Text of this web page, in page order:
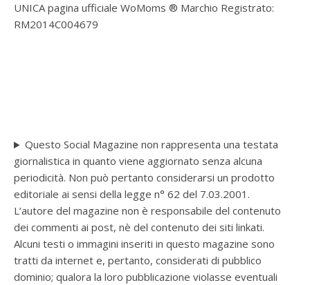
UNICA pagina ufficiale WoMoms ® Marchio Registrato:
RM2014C004679
Questo Social Magazine non rappresenta una testata
giornalistica in quanto viene aggiornato senza alcuna
periodicità. Non può pertanto considerarsi un prodotto
editoriale ai sensi della legge n° 62 del 7.03.2001.
L’autore del magazine non è responsabile del contenuto
dei commenti ai post, nè del contenuto dei siti linkati.
Alcuni testi o immagini inseriti in questo magazine sono
tratti da internet e, pertanto, considerati di pubblico
dominio; qualora la loro pubblicazione violasse eventuali